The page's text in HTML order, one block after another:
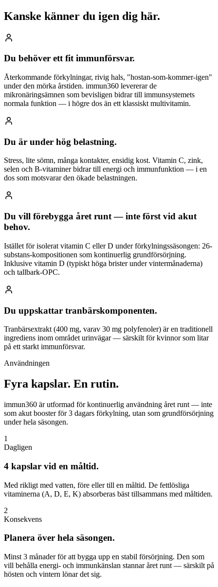
Kanske känner du igen dig här.
Du behöver ett fit immunförsvar.
Återkommande förkylningar, rivig hals, "hostan-som-kommer-igen"
under den mörka årstiden. immun360 levererar de
mikronäringsämnen som bevisligen bidrar till immunsystemets
normala funktion — i högre dos än ett klassiskt multivitamin.
Du är under hög belastning.
Stress, lite sömn, många kontakter, ensidig kost. Vitamin C, zink,
selen och B-vitaminer bidrar till energi och immunfunktion — i en
dos som motsvarar den ökade belastningen.
Du vill förebygga året runt — inte först vid akut
behov.
Istället för isolerat vitamin C eller D under förkylningssäsongen: 26-
substans-kompositionen som kontinuerlig grundförsörjning.
Inklusive vitamin D (typiskt höga brister under vintermånaderna)
och tallbark-OPC.
Du uppskattar tranbärskomponenten.
Tranbärsextrakt (400 mg, varav 30 mg polyfenoler) är en traditionell
ingrediens inom området urinvägar — särskilt för kvinnor som litar
på ett starkt immunförsvar.
Användningen
Fyra kapslar. En rutin.
immun360 är utformad för kontinuerlig användning året runt — inte
som akut booster för 3 dagars förkylning, utan som grundförsörjning
under hela säsongen.
1
Dagligen
4 kapslar vid en måltid.
Med rikligt med vatten, före eller till en måltid. De fettlösliga
vitaminerna (A, D, E, K) absorberas bäst tillsammans med måltiden.
2
Konsekvens
Planera över hela säsongen.
Minst 3 månader för att bygga upp en stabil försörjning. Den som
vill behålla energi- och immunkänslan stannar året runt — särskilt på
hösten och vintern lönar det sig.